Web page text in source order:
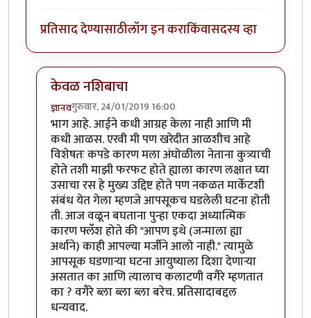
प्रतिसाद देण्यासाठीलॉग इन कराकिंवासदस्य व्हा
केवळ नशिबाचा
ज्ञानवगुरुवार, 24/01/2019 16:00
In reply toसुरेख लिखाणbyसमीरसूर
भाग आहे. आईने कधी आग्रह केला नाही आणि मी
कधी आळस. एरवी मी पण खरेदीत आळशीच आहे
विशेषतः कपडे कारण मला अंघोळीला नेताना कुत्र्याची
होते तशी माझी फरफट होते ह्याला कारण लक्षात घ्या
उसाचा रस हे मुख्य उद्दिष्ट होते पण नकळत मार्केटशी
संबंध येत गेला म्हणजे आपसूकच घडलेली घटना होती
ती. आज वळून बघताना पुन्हा एकदा अध्यात्मिक
कारण फ्लॅॅश होते की "आपण इथे (जन्माला ह्या
अर्थाने) काही आपल्या मर्जीने आलो नाही." त्यामुळे
आपसूक घडणाऱ्या घटना आयुष्याला दिशा देणाऱ्या
असतात का आणि त्यालाच कलाटणी वगैरे म्हणतात
का ? वगैरे ब्ला ब्ला ब्ला बरेच. प्रतिसादाबद्दल
धन्यवाद.